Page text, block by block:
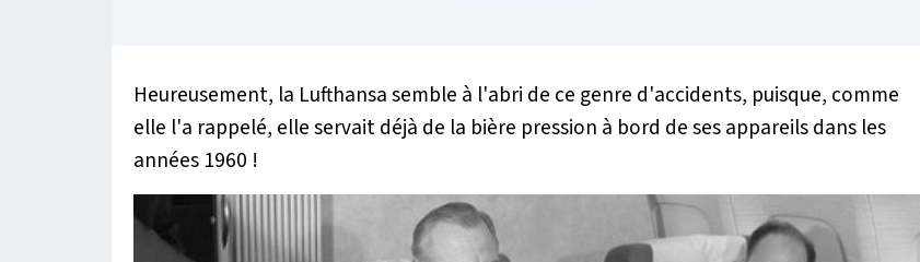
Heureusement, la Lufthansa semble à l'abri de ce genre d'accidents, puisque, comme
elle l'a rappelé, elle servait déjà de la bière pression à bord de ses appareils dans les
années 1960 !